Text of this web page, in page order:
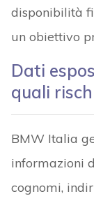
disponibilità
un obiettivo
Dati
quali
BMW Italia
informazioni
cognomi,